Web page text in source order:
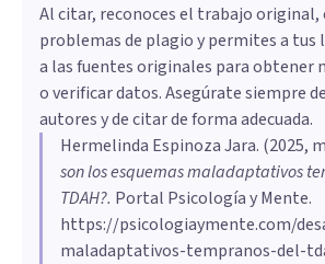
Al citar, reconoces el trabajo original,
problemas de plagio y permites a tus
a las fuentes originales para obtener
o verificar datos. Asegúrate siempre
autores y de citar de forma adecuada.
Hermelinda Espinoza Jara. (2025,
son los esquemas maladaptativos
TDAH?. Portal Psicología y Mente.
https://psicologiaymente.com/
maladaptativos-tempranos-del-